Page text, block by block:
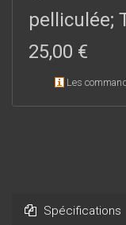
sont attachées, car
intellectuelle et la
de limites qui nous
pelliculée;
25,00 €
Les
Spécifications